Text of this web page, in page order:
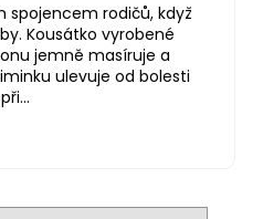
spojencem rodičů, když
Kousátko vyrobené
jemně masíruje a
ulevuje od bolesti
při...